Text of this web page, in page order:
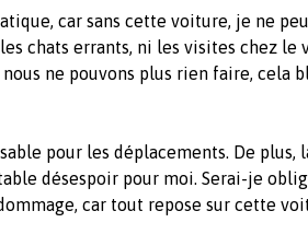
car sans cette voiture, je ne
chats errants, ni les visites chez le
ne pouvons plus rien faire, cela
pour les déplacements. De plus,
désespoir pour moi. Serai-je
car tout repose sur cette